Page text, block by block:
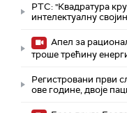
РТС: "Квадратура
интелектуалну
Апел за
троше трећину
Регистровани први
ове године, двоје